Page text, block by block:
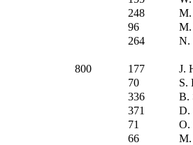
248
M.
96
M.
264
N.
800 177 J.
70
S.
336
B.
371
D.
71
O.
66
M.